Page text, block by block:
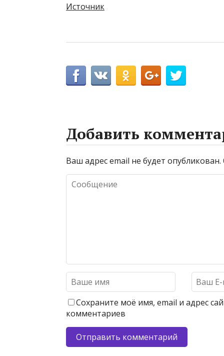
Источник
Добавить
Ваш адрес email не будет опубликован.
Сохраните моё имя, email и адрес
комментариев